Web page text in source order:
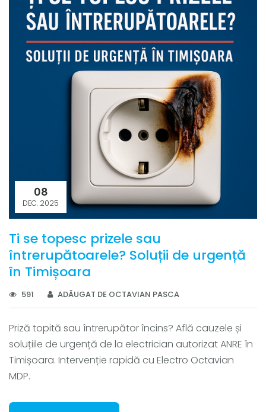
08
DEC. 2025
Ti se topesc prizele sau
întrerupătoarele? Soluții de urgență
în Timișoara
591 ADĂUGAT DE OCTAVIAN PASCA
Priză topită sau întrerupător încins? Află cauzele și
soluțiile de urgență de la electrician autorizat ANRE în
Timișoara. Intervenție rapidă cu Electro Octavian
MDP.